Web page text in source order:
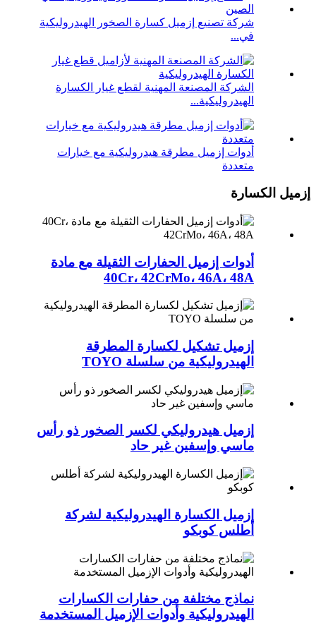
شركة تصنيع إزميل كسارة الصخور الهيدروليكية
في...
الشركة المصنعة المهنية لقطع غيار الكسارة
الهيدروليكية...
أدوات إزميل مطرقة هيدروليكية مع خيارات
متعددة
إزميل الكسارة
أدوات إزميل الحفارات الثقيلة مع مادة
40Cr، 42CrMo، 46A، 48A
إزميل تشكيل لكسارة المطرقة
الهيدروليكية من سلسلة TOYO
إزميل هيدروليكي لكسر الصخور ذو رأس
ماسي وإسفين غير حاد
إزميل الكسارة الهيدروليكية لشركة
أطلس كوبكو
نماذج مختلفة من حفارات الكسارات
الهيدروليكية وأدوات الإزميل المستخدمة